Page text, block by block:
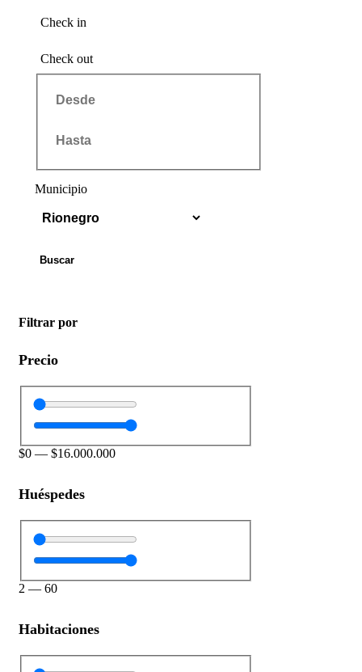
Check in
Check out
Municipio
Buscar
Filtrar por
Precio
$0 — $16.000.000
Huéspedes
2 — 60
Habitaciones